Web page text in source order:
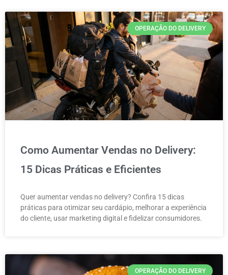
OPERAÇÃO DO DELIVERY
Como Aumentar Vendas no Delivery:
15 Dicas Práticas e Eficientes
Quer aumentar vendas no delivery? Confira 15 dicas
práticas para otimizar seu cardápio, melhorar a experiência
do cliente, usar marketing digital e fidelizar consumidores.
OPERAÇÃO DO DELIVERY